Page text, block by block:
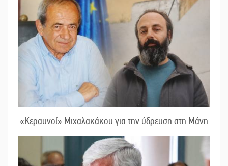
«Κεραυνοί» Μιχαλακάκου για την ύδρευση στη Μάνη